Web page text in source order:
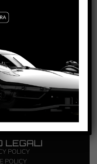
P.IVA: ‭0444 4820650‬
LEGALI
POLICY
POLICY